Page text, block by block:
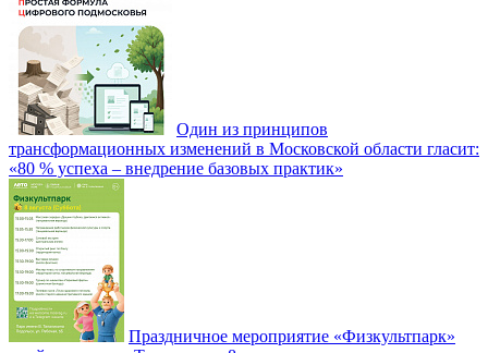
Один из принципов
трансформационных изменений в Московской области гласит:
«80 % успеха – внедрение базовых практик»
Праздничное мероприятие «Физкультпарк»